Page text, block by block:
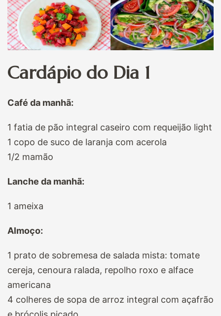
Cardápio do Dia 1
Café da manhã:
1 fatia de pão integral caseiro com requeijão light
1 copo de suco de laranja com acerola
1/2 mamão
Lanche da manhã:
1 ameixa
Almoço:
1 prato de sobremesa de salada mista: tomate
cereja, cenoura ralada, repolho roxo e alface
americana
4 colheres de sopa de arroz integral com açafrão